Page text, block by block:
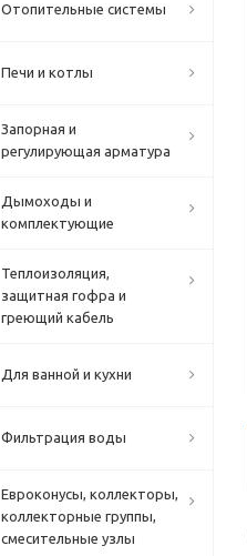
Отопительные системы
Печи и котлы
Запорная и
регулирующая арматура
Дымоходы и
комплектующие
Теплоизоляция,
защитная гофра и
греющий кабель
Для ванной и кухни
Фильтрация воды
Евроконусы, коллекторы,
коллекторные группы,
смесительные узлы